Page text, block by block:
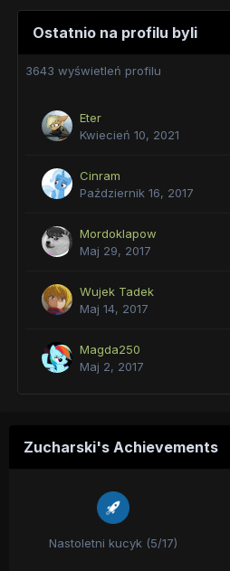
Ostatnio na profilu byli
3643 wyświetleń profilu
Eter
Kwiecień 10, 2021
Cinram
Październik 16, 2017
Mordoklapow
Maj 29, 2017
Wujek Tadek
Maj 14, 2017
Magda250
Maj 2, 2017
Zucharski's Achievements
Nastoletni kucyk (5/17)